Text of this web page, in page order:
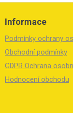
Z
Informace
Podmínky ochrany
Obchodní podmínky
GDPR Ochrana
Hodnocení obchodu